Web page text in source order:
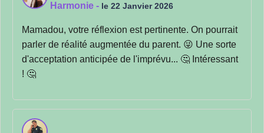
Harmonie - le 22 Janvier 2026
Mamadou, votre réflexion est pertinente. On pourrait
parler de réalité augmentée du parent. 😜 Une sorte
d'acceptation anticipée de l'imprévu... 🤔 Intéressant
! 🤔